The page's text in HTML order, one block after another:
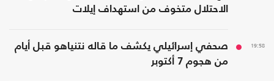
الاحتلال متخوف من استهداف إيلات
19:58
صحفي إسرائيلي يكشف ما قاله نتنياهو قبل أيام
من هجوم 7 أكتوبر